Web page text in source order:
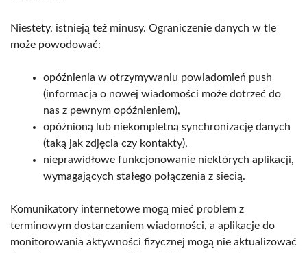
Niestety, istnieją też minusy. Ograniczenie danych w tle
może powodować:
opóźnienia w otrzymywaniu powiadomień push
(informacja o nowej wiadomości może dotrzeć do
nas z pewnym opóźnieniem),
opóźnioną lub niekompletną synchronizację danych
(taką jak zdjęcia czy kontakty),
nieprawidłowe funkcjonowanie niektórych aplikacji,
wymagających stałego połączenia z siecią.
Komunikatory internetowe mogą mieć problem z
terminowym dostarczaniem wiadomości, a aplikacje do
monitorowania aktywności fizycznej mogą nie aktualizować